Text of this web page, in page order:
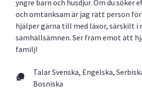
yngre barn och husdjur. Om du söker
och omtänksam är jag rätt person
hjälper gärna till med läxor, särskilt i
samhällsämnen. Ser fram emot att
familj!
Talar Svenska, Engelska,
Bosniska